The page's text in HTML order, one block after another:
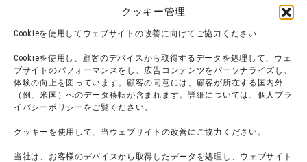
クッキー管理
Cookieを使用してウェブサイトの改善に向けてご協力ください
Cookieを使用し、顧客のデバイスから取得するデータを処理して、ウェ
ブサイトのパフォーマンスをし、広告コンテンツをパーソナライズし、
体験の向上を図っています。顧客の同意には、顧客が所在する国内外
（例、米国）へのデータ移転が含まれます。詳細については、個人プラ
イバシーポリシーをご覧ください。
クッキーを使用して、当ウェブサイトの改善にご協力ください。
当社は、お客様のデバイスから取得したデータを処理し、ウェブサイト
チームビルディング計画
よくある質問・
利用規約
プライバシーポリシー
プレスリリース
SNS
法令に基づく表記
会社概要
スタッフ募集